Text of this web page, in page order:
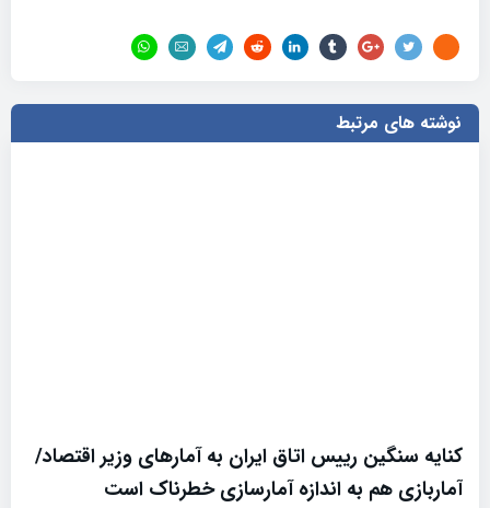
نوشته های مرتبط
کنایه سنگین رییس اتاق ایران به آمارهای وزیر اقتصاد/
آماربازی هم به اندازه آمارسازی خطرناک است